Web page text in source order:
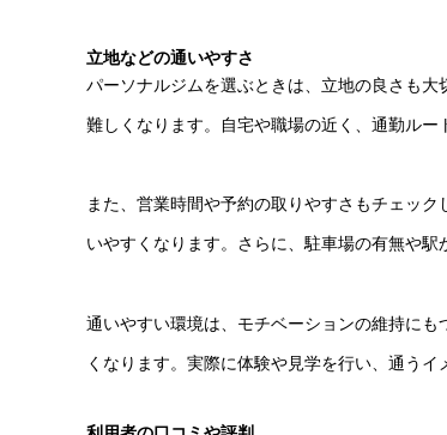
立地などの通いやすさ
パーソナルジムを選ぶときは、立地の良さも
難しくなります。自宅や職場の近く、通勤ルー
また、営業時間や予約の取りやすさもチェッ
いやすくなります。さらに、駐車場の有無や駅
通いやすい環境は、モチベーションの維持に
くなります。実際に体験や見学を行い、通うイ